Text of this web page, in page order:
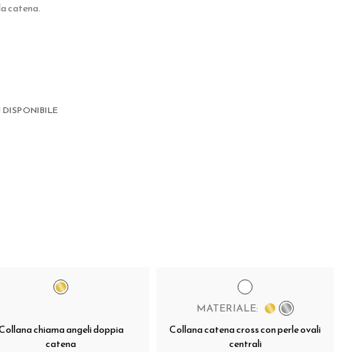
catena.
chiama angeli doppia
catena
MATERIALE:
Collana catena cross con perle ovali
centrali